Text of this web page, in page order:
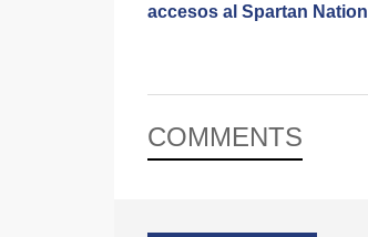
accesos al Spartan
COMMENTS